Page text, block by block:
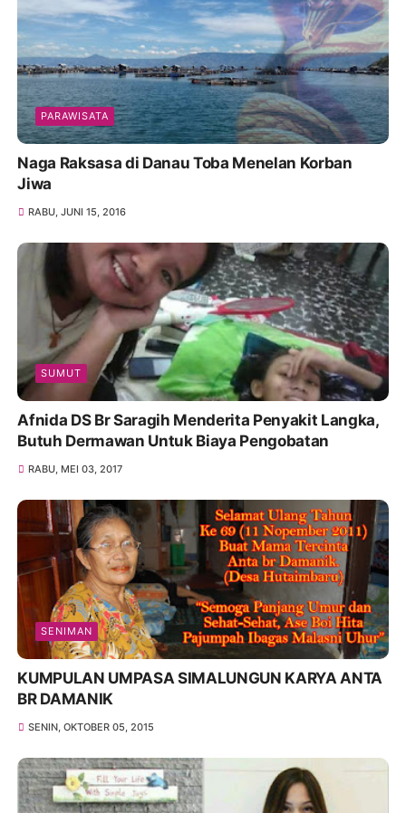
PARAWISATA
Naga Raksasa di Danau Toba Menelan Korban
Jiwa
RABU, JUNI 15, 2016
SUMUT
Afnida DS Br Saragih Menderita Penyakit Langka,
Butuh Dermawan Untuk Biaya Pengobatan
RABU, MEI 03, 2017
SENIMAN
KUMPULAN UMPASA SIMALUNGUN KARYA ANTA
BR DAMANIK
SENIN, OKTOBER 05, 2015